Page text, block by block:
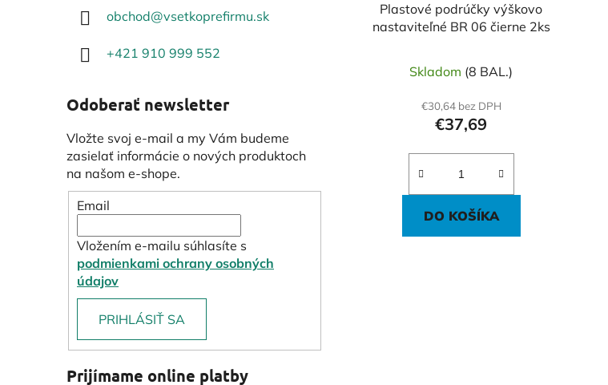
obchod@vsetkoprefirmu.sk
+421 910 999 552
Odoberať newsletter
Vložte svoj e-mail a my Vám budeme
zasielať informácie o nových produktoch
na našom e-shope.
Email
Vložením e-mailu súhlasíte s
podmienkami ochrany osobných
údajov
PRIHLÁSIŤ SA
Prijímame online platby
Plastové podrúčky výškovo
nastaviteľné BR 06 čierne 2ks
Skladom (8 BAL.)
€30,64 bez DPH
€37,69
DO KOŠÍKA